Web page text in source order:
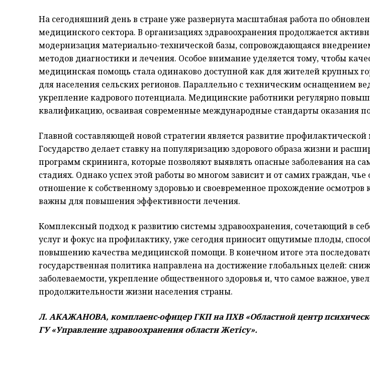
На сегодняшний день в стране уже развернута масштабная работа по
медицинского сектора. В организациях здравоохранения продолжается
модернизация материально-технической базы, сопровождающаяся
методов диагностики и лечения. Особое внимание уделяется тому, чтобы
медицинская помощь стала одинаково доступной как для жителей крупных
для населения сельских регионов. Параллельно с техническим оснащением
укрепление кадрового потенциала. Медицинские работники регулярно
квалификацию, осваивая современные международные стандарты оказания
Главной составляющей новой стратегии является развитие
Государство делает ставку на популяризацию здорового образа жизни и
программ скрининга, которые позволяют выявлять опасные заболевания на
стадиях. Однако успех этой работы во многом зависит и от самих граждан, чье
отношение к собственному здоровью и своевременное прохождение осмотров
важны для повышения эффективности лечения.
Комплексный подход к развитию системы здравоохранения, сочетающий в
услуг и фокус на профилактику, уже сегодня приносит ощутимые плоды,
повышению качества медицинской помощи. В конечном итоге эта
государственная политика направлена на достижение глобальных целей:
заболеваемости, укрепление общественного здоровья и, что самое важное,
продолжительности жизни населения страны.
Л. АКАЖАНОВА, комплаенс-офицер ГКП на ПХВ «Областной центр
ГУ «Управление здравоохранения области Жетісу».